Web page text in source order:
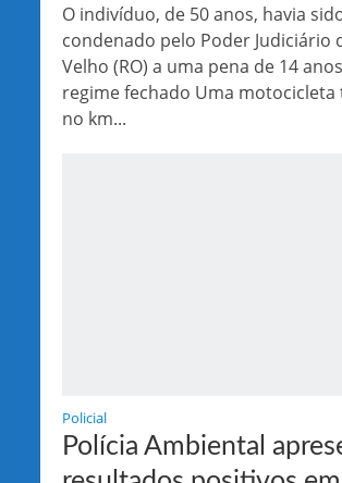
O indivíduo, de 50 anos, havia
condenado pelo Poder Judiciário
Velho (RO) a uma pena de 14
regime fechado Uma motocicleta
no km...
Policial
Polícia Ambiental